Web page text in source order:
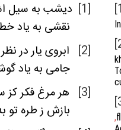
[1] دیشب به سیل
نقشی به یاد
[2]
ابروی یار در نظر
جامی به یاد
[3]
هرمرغ فکرکز
بازش ز طره تو
In
,